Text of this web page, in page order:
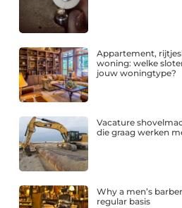
Appartement,
woning: welke
jouw woningtype?
Vacature
die graag werken
Why a men’s
regular basis